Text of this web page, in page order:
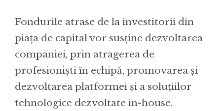
Fondurile atrase de la investitorii din
piața de capital vor susține dezvoltarea
companiei, prin atragerea de
profesioniști în echipă, promovarea și
dezvoltarea platformei și a soluțiilor
tehnologice dezvoltate in-house.